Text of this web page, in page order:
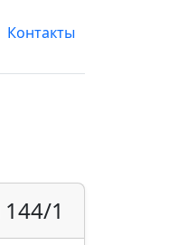
Контакты
144/1